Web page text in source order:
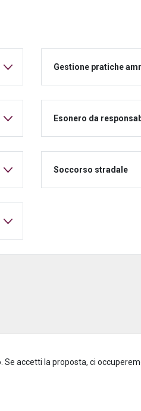
Gestione pratiche
Esonero da
Soccorso stradale
accetti la proposta, ci